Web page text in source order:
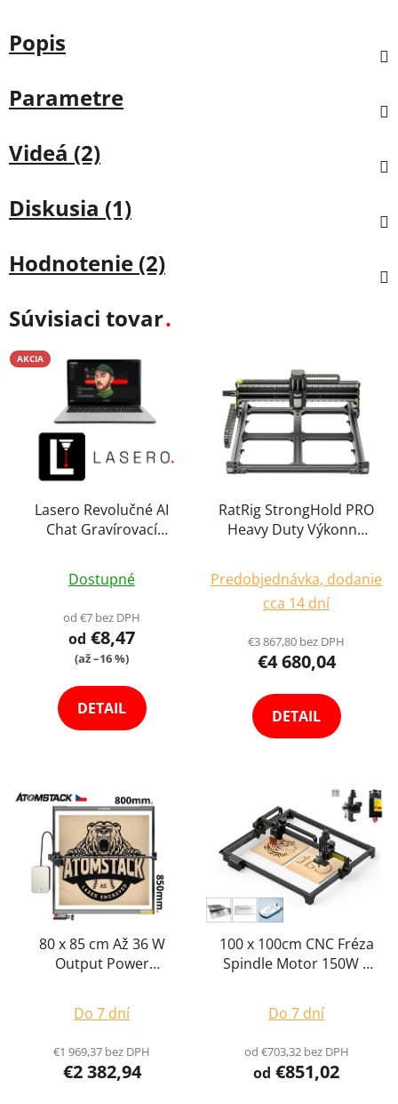
Popis
Parametre
Videá (2)
Diskusia (1)
Hodnotenie (2)
Súvisiaci tovar
AKCIA
Lasero Revolučné AI
Chat Gravírovací
Licenčný Kľúč pre
Softvér Laserové
Android
Dostupné
od €7 bez DPH
od €8,47
(až –16 %)
DETAIL
RatRig StrongHold PRO
Heavy Duty Výkonná
Gravírka Frézovacia
Gravírovacia Ploter až
150 x 150cm
hodnotenie
produktu
je
5,0
5
hviezdičiek.
Predobjednávka, dodanie
cca 14 dní
€3 867,80 bez DPH
€4 680,04
DETAIL
80 x 85 cm Až 36 W
Output Power
Laser CNC Gravírka
Laserový Gravírovací
Stroj Ploter Gravíruje
(aj reže) kovy
hodnotenie
produktu
je
Do 7 dní
€1 969,37 bez DPH
€2 382,94
100 x 100cm CNC Fréza
Spindle Motor 150W +
Output Ploter
Gravírovací Stroj
hodnotenie
produktu
je
Do 7 dní
od €703,32 bez DPH
od €851,02